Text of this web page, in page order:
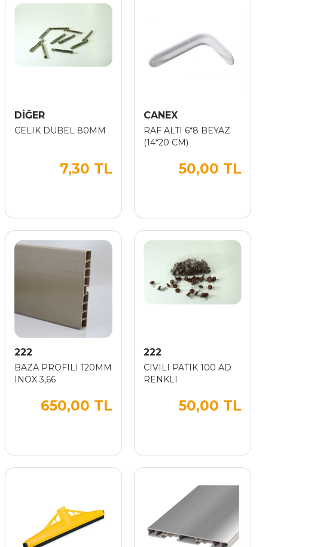
DİĞER
CELIK DUBEL 80MM
7,30 TL
CANEX
RAF ALTI 6*8 BEYAZ
(14*20 CM)
50,00 TL
222
BAZA PROFILI 120MM
INOX 3,66
650,00 TL
222
CIVILI PATIK 100 AD
RENKLI
50,00 TL